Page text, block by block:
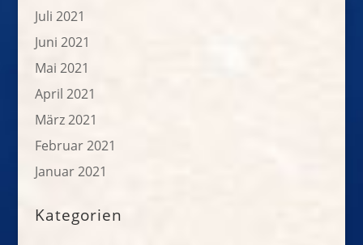
Juli 2021
Juni 2021
Mai 2021
April 2021
März 2021
Februar 2021
Januar 2021
Kategorien